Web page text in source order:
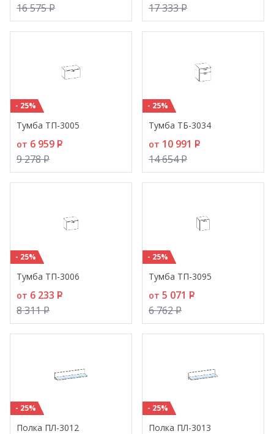
16 575P
17 333P
- 25%
Тумба ТП-3005
от 6 959 P
9 278P
- 25%
Тумба ТБ-3034
от 10 991 P
14 654P
- 25%
Тумба ТП-3006
от 6 233 P
8 311P
- 25%
Тумба ТП-3095
от 5 071 P
6 762P
- 25%
Полка ПЛ-3012
- 25%
Полка ПЛ-3013